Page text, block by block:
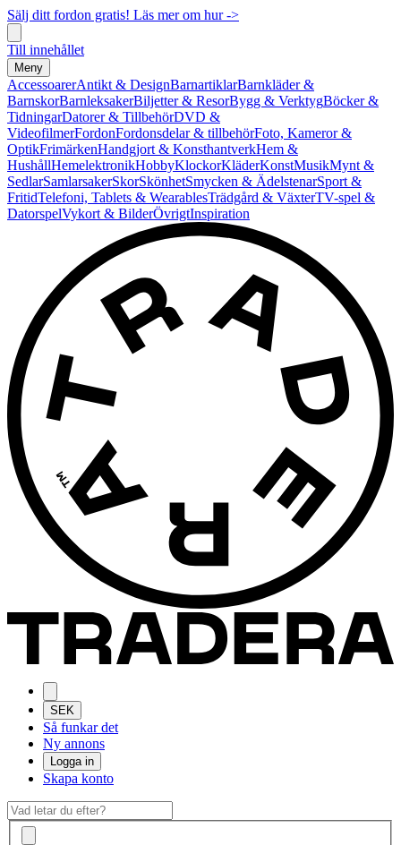
Sälj ditt fordon gratis! Läs mer om hur ->
Till innehållet
Meny
AccessoarerAntikt & DesignBarnartiklarBarnkläder &
BarnskorBarnleksakerBiljetter & ResorBygg & VerktygBöcker &
TidningarDatorer & TillbehörDVD &
VideofilmerFordonFordonsdelar & tillbehörFoto, Kameror &
OptikFrimärkenHandgjort & KonsthantverkHem &
HushållHemelektronikHobbyKlockorKläderKonstMusikMynt &
SedlarSamlarsakerSkorSkönhetSmycken & ÄdelstenarSport &
FritidTelefoni, Tablets & WearablesTrädgård & VäxterTV-spel &
DatorspelVykort & BilderÖvrigtInspiration
SEK
Så funkar det
Ny annons
Logga in
Skapa konto